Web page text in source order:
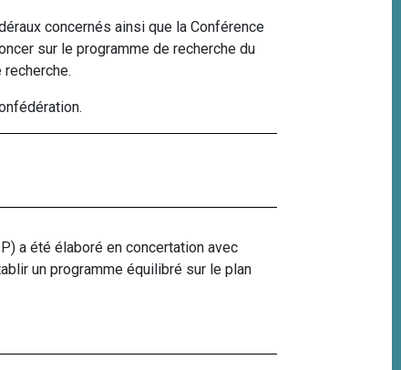
concernés ainsi que la Conférence
sur le programme de recherche du
a été élaboré en concertation avec
un programme équilibré sur le plan